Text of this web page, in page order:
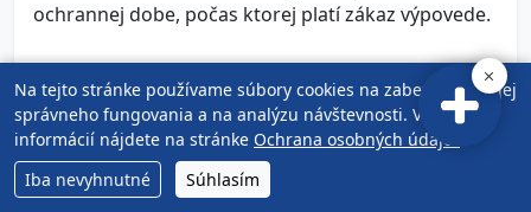
ochrannej dobe, počas ktorej platí zákaz výpovede.
06.12.2022
Môžem podať výpoveď počas PN s účinnosťou počas PN?
Dobrý deň, rada by som sa opýtala na nasledujúce:
Na tejto stránke používame súbory cookies na zabezpečenie jej
správneho fungovania a na analýzu návštevnosti. Viac
informácií nájdete na stránke Ochrana osobných údajov
Iba nevyhnutné
Súhlasím